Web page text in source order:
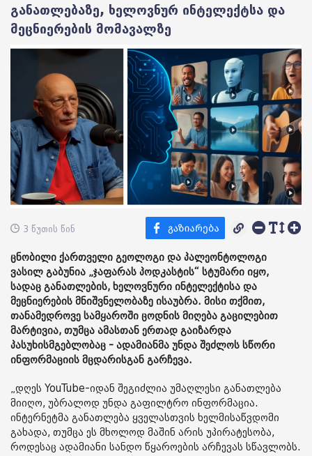
განათლებაზე, ხელოვნურ ინტელექტსა და
მეცნიერების მომავალზე
3 წუთის წინ
ცნობილი ქართველი გეოლოგი და პალეონტოლოგი
ვასილ გაბუნია „ჯაფარას პოდკასტის“ სტუმარი იყო,
სადაც განათლების, ხელოვნური ინტელექტისა და
მეცნიერების მნიშვნელობაზე ისაუბრა. მისი თქმით,
თანამედროვე სამყაროში ცოდნის მიღება გაცილებით
მარტივია, თუმცა ამასთან ერთად გაიზარდა
პასუხისმგებლობაც - ადამიანმა უნდა შეძლოს სწორი
ინფორმაციის მცდარისგან გარჩევა.
„დღეს YouTube-იდან შეგიძლია უმაღლესი განათლება
მიიღო, უბრალოდ უნდა გაფილტრო ინფორმაცია.
ინტერნეტმა განათლება ყველასთვის ხელმისაწვდომი
გახადა, თუმცა ეს მხოლოდ მაშინ არის უპირატესობა,
როდესაც ადამიანი სანდო წყაროების არჩევას სწავლობს.